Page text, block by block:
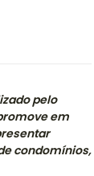
pelo
em
condomínios,